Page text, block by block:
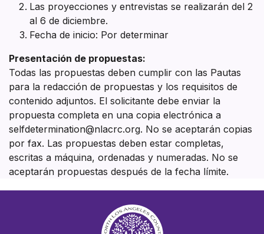
Las proyecciones y entrevistas se realizarán del 2
al 6 de diciembre.
Fecha de inicio: Por determinar
Presentación de propuestas:
Todas las propuestas deben cumplir con las Pautas
para la redacción de propuestas y los requisitos de
contenido adjuntos. El solicitante debe enviar la
propuesta completa en una copia electrónica a
selfdetermination@nlacrc.org. No se aceptarán copias
por fax. Las propuestas deben estar completas,
escritas a máquina, ordenadas y numeradas. No se
aceptarán propuestas después de la fecha límite.